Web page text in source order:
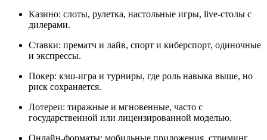
Казино: слоты, рулетка, настольные игры, live-столы с
дилерами.
Ставки: прематч и лайв, спорт и киберспорт, одиночные
и экспрессы.
Покер: кэш-игра и турниры, где роль навыка выше, но
риск сохраняется.
Лотереи: тиражные и мгновенные, часто с
государственной или лицензированной моделью.